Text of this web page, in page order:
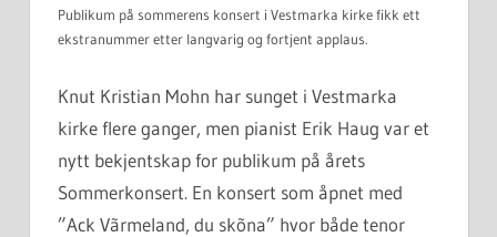
Publikum på sommerens konsert i Vestmarka kirke fikk ett
ekstranummer etter langvarig og fortjent applaus.
Knut Kristian Mohn har sunget i Vestmarka
kirke flere ganger, men pianist Erik Haug var et
nytt bekjentskap for publikum på årets
Sommerkonsert. En konsert som åpnet med
”Ack Vãrmeland, du skõna” hvor både tenor